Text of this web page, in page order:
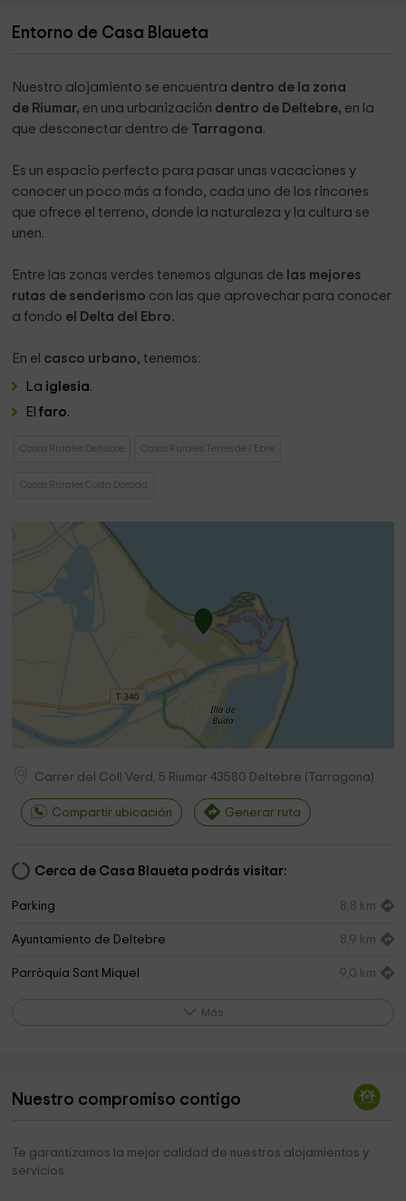
Entorno de Casa Blaueta
Nuestro alojamiento se encuentra dentro de la zona
de Riumar, en una urbanización dentro de Deltebre, en la
que desconectar dentro de Tarragona.
Es un espacio perfecto para pasar unas vacaciones y
conocer un poco más a fondo, cada uno de los rincones
que ofrece el terreno, donde la naturaleza y la cultura se
unen.
Entre las zonas verdes tenemos algunas de las mejores
rutas de senderismo con las que aprovechar para conocer
a fondo el Delta del Ebro.
En el casco urbano, tenemos:
La iglesia.
Elfaro.
Casas Rurales Deltebre Casas Rurales Terres de l'Ebre
Casas Rurales Costa Dorada
Carrer del Coll Verd, 5 Riumar 43580 Deltebre ( Tarragona)
Compartir ubicación Generar ruta
Cerca de Casa Blaueta podrás visitar:
Parking 8,8 km
Ayuntamiento de Deltebre 8,9 km
Parròquia Sant Miquel 9,0 km
Ecomuseu 10,0 km
Llacuna de la Tancada
Más
Nuestro compromiso contigo
Te garantizamos la mejor calidad de nuestros alojamientos y
servicios